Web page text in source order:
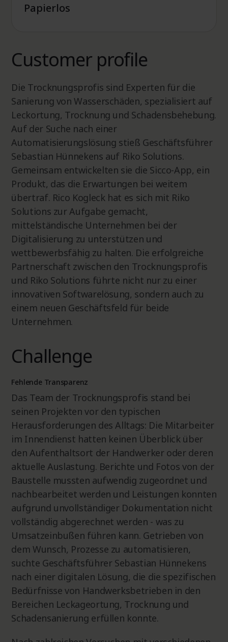
Papierlos
Customer profile
Die Trocknungsprofis sind Experten für die
Sanierung von Wasserschäden, spezialisiert auf
Leckortung, Trocknung und Schadensbehebung.
Auf der Suche nach einer
Automatisierungslösung stieß Geschäftsführer
Sebastian Hünnekens auf Riko Solutions.
Gemeinsam entwickelten sie die Sicco-App, ein
Produkt, das die Erwartungen bei weitem
übertraf. Rico Kogleck hat es sich mit Riko
Solutions zur Aufgabe gemacht,
mittelständische Unternehmen bei der
Digitalisierung zu unterstützen und
wettbewerbsfähig zu halten. Die erfolgreiche
Partnerschaft zwischen den Trocknungsprofis
und Riko Solutions führte nicht nur zu einer
innovativen Softwarelösung, sondern auch zu
einem neuen Geschäftsfeld für beide
Unternehmen.
Challenge
Fehlende Transparenz
Das Team der Trocknungsprofis stand bei
seinen Projekten vor den typischen
Herausforderungen des Alltags: Die Mitarbeiter
im Innendienst hatten keinen Überblick über
den Aufenthaltsort der Handwerker oder deren
aktuelle Auslastung. Berichte und Fotos von der
Baustelle mussten aufwendig zugeordnet und
nachbearbeitet werden und Leistungen konnten
aufgrund unvollständiger Dokumentation nicht
vollständig abgerechnet werden - was zu
Umsatzeinbußen führen kann. Getrieben von
dem Wunsch, Prozesse zu automatisieren,
suchte Geschäftsführer Sebastian Hünnekens
nach einer digitalen Lösung, die die spezifischen
Bedürfnisse von Handwerksbetrieben in den
Bereichen Leckageortung, Trocknung und
Schadensanierung erfüllen konnte.